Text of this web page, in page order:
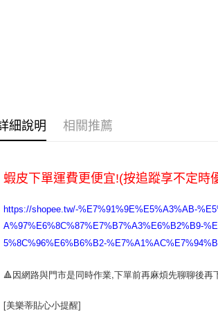
細說明 相關推薦
蝦皮下單運費更便宜!(按追蹤享不定時
https://shopee.tw/-%E7%91%9E%E5%A3%AB-
A%97%E6%8C%87%E7%B7%A3%E6%B2%B9-
5%8C%96%E6%B6%B2-
🔺因網路與門市是同時作業,下單前再麻煩先聊聊後再
[美樂蒂貼心小提醒]